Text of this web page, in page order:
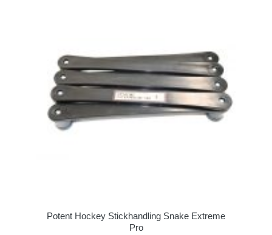
Potent Hockey Stickhandling Snake Extreme
Pro